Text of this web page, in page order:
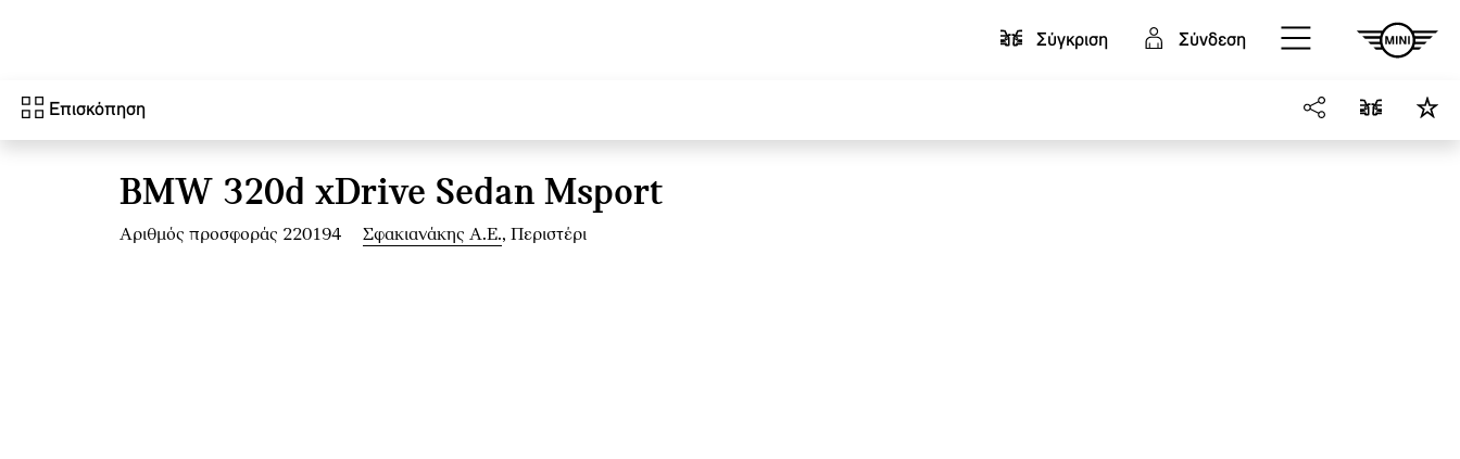
Σύγκριση
Σύνδεση
Επισκόπηση
BMW 320d xDrive Sedan Msport
Αριθμός προσφοράς 220194 Σφακιανάκης Α.Ε., Περιστέρι